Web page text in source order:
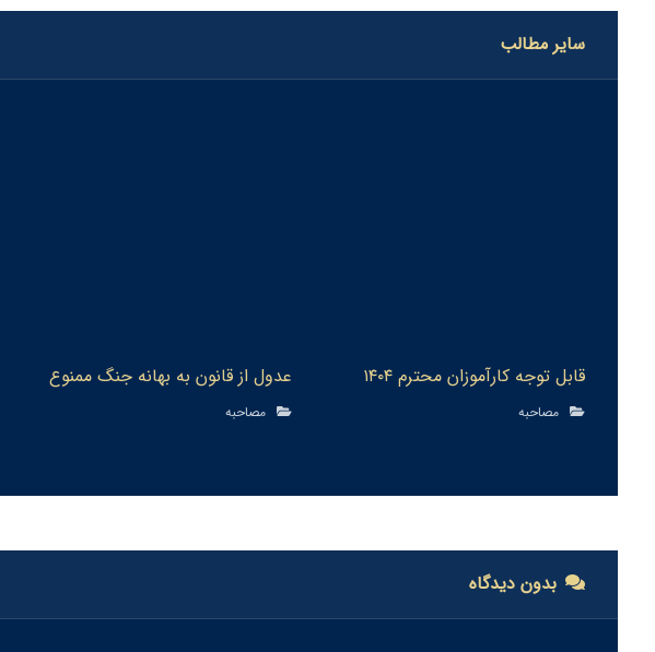
سایر مطالب
قابل توجه كارآموزان محترم ١٤٠٤
مصاحبه
عدول از قانون به بهانه جنگ ممنوع
مصاحبه
بدون دیدگاه